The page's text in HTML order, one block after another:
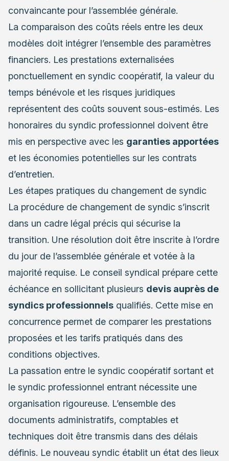
convaincante pour l’assemblée générale.
La comparaison des coûts réels entre les deux
modèles doit intégrer l’ensemble des paramètres
financiers. Les prestations externalisées
ponctuellement en syndic coopératif, la valeur du
temps bénévole et les risques juridiques
représentent des coûts souvent sous-estimés. Les
honoraires du syndic professionnel doivent être
mis en perspective avec les garanties apportées
et les économies potentielles sur les contrats
d’entretien.
Les étapes pratiques du changement de syndic
La procédure de changement de syndic s’inscrit
dans un cadre légal précis qui sécurise la
transition. Une résolution doit être inscrite à l’ordre
du jour de l’assemblée générale et votée à la
majorité requise. Le conseil syndical prépare cette
échéance en sollicitant plusieurs devis auprès de
syndics professionnels qualifiés. Cette mise en
concurrence permet de comparer les prestations
proposées et les tarifs pratiqués dans des
conditions objectives.
La passation entre le syndic coopératif sortant et
le syndic professionnel entrant nécessite une
organisation rigoureuse. L’ensemble des
documents administratifs, comptables et
techniques doit être transmis dans des délais
définis. Le nouveau syndic établit un état des lieux